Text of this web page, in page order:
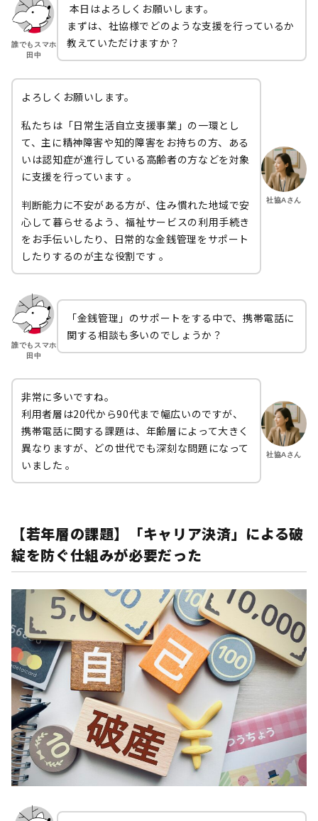
誰でもスマホ
田中
本日はよろしくお願いします。
まずは、社協様でどのような支援を行っているか
教えていただけますか？
社協Aさん
よろしくお願いします。
私たちは「日常生活自立支援事業」の一環とし
て、主に精神障害や知的障害をお持ちの方、ある
いは認知症が進行している高齢者の方などを対象
に支援を行っています 。
判断能力に不安がある方が、住み慣れた地域で安
心して暮らせるよう、福祉サービスの利用手続き
をお手伝いしたり、日常的な金銭管理をサポート
したりするのが主な役割です 。
誰でもスマホ
田中
「金銭管理」のサポートをする中で、携帯電話に
関する相談も多いのでしょうか？
社協Aさん
非常に多いですね。
利用者層は20代から90代まで幅広いのですが、
携帯電話に関する課題は、年齢層によって大きく
異なりますが、どの世代でも深刻な問題になって
いました 。
【若年層の課題】「キャリア決済」による破
綻を防ぐ仕組みが必要だった